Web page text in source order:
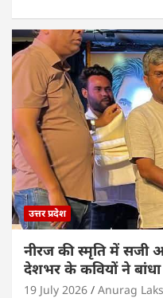
at
s
A
p
p
c
e
b
o
o
k
itt
er
k
e
n
उत्तर प्रदेश
नीरज की स्मृति में सजी
देशभर के कवियों ने
19 July 2026 Anurag